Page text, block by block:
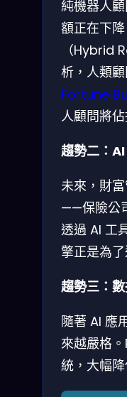
純機器人
額正在下
（Hybrid
析，人類
Fortune
人顧問將
趨勢二：AI
未來，財
——保險公
透過 AI 工
擎正是為
趨勢三：
隨著 AI 應
來越嚴格
統，大幅